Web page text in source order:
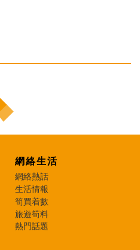
網絡生活
網絡熱話
生活情報
筍買着數
旅遊筍料
熱門話題